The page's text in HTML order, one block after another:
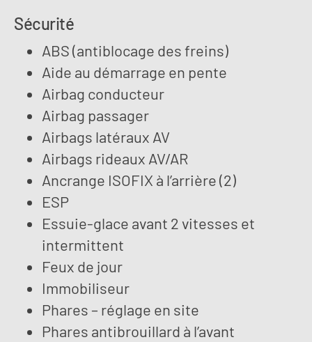
Sécurité
ABS (antiblocage des freins)
Aide au démarrage en pente
Airbag conducteur
Airbag passager
Airbags latéraux AV
Airbags rideaux AV/AR
Ancrange ISOFIX à l’arrière (2)
ESP
Essuie-glace avant 2 vitesses et
intermittent
Feux de jour
Immobiliseur
Phares – réglage en site
Phares antibrouillard à l’avant